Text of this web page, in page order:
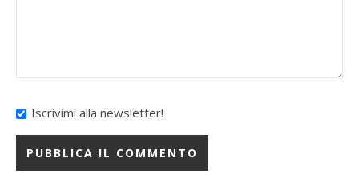
Iscrivimi alla newsletter!